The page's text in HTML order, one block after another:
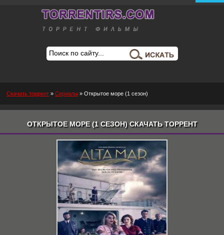
Скачать торрент » Сериалы » Открытое море (1 сезон)
ОТКРЫТОЕ МОРЕ (1 СЕЗОН) СКАЧАТЬ ТОРРЕНТ